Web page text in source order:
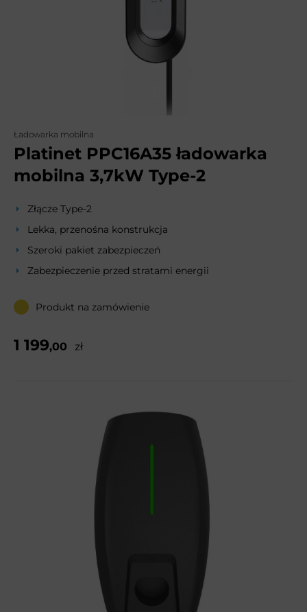
Ładowarka mobilna
Platinet PPC16A35 ładowarka
mobilna 3,7kW Type-2
Złącze Type-2
Lekka, przenośna konstrukcja
Szeroki pakiet zabezpieczeń
Zabezpieczenie przed stratami energii
Produkt na zamówienie
1 199,00 zł